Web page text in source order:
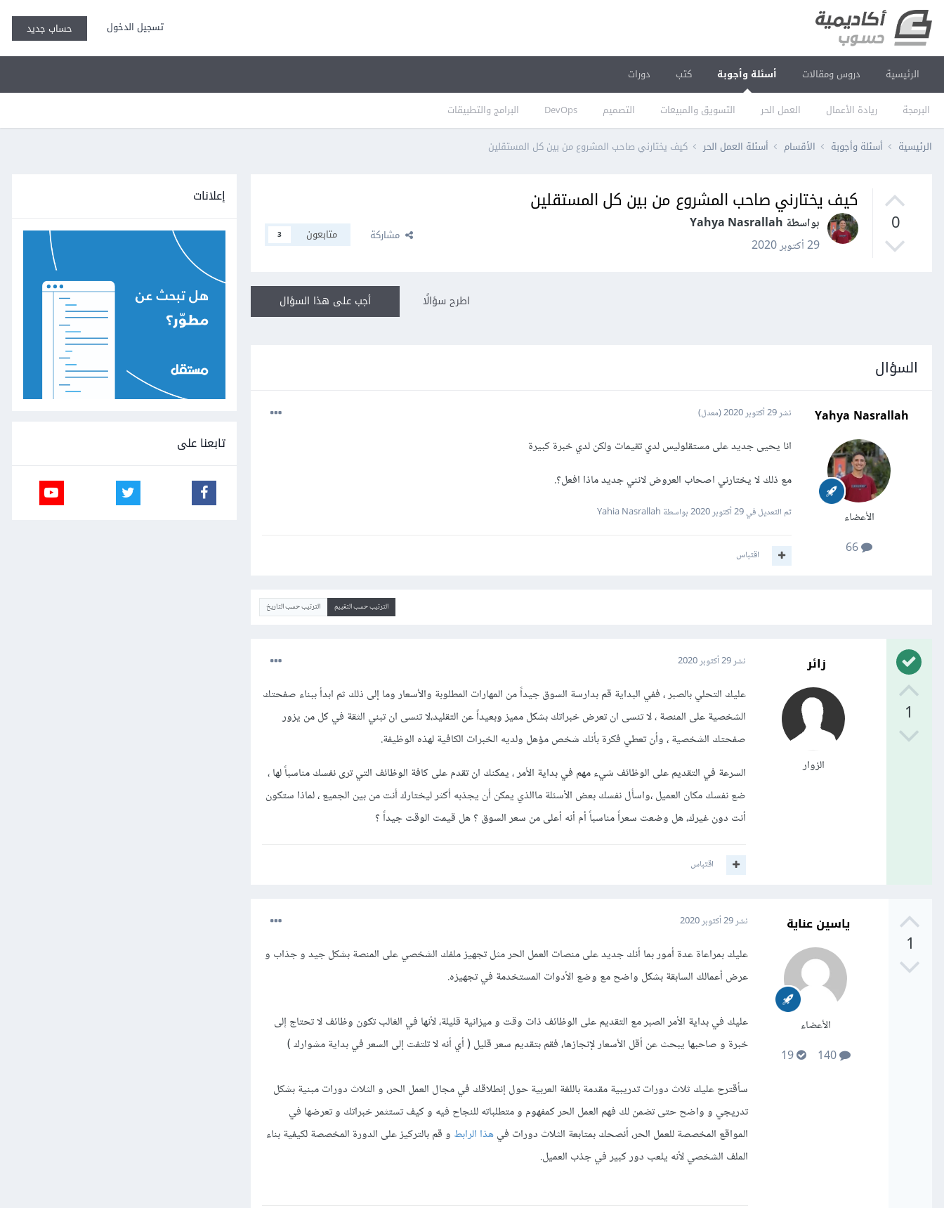
تسجيل الدخول حساب جديد
الرئيسية دروس ومقالات أسئلة وأجوبة
البرمجة ريادة الأعمال العمل الحر التسويق والمبيعات التصميم DevOps البرامج والتطبيقات
كتب دورات
الرئيسية أسئلة وأجوبة الأقسام أسئلة العمل الحر كيف يختارني صاحب المشروع من بين كل المستقلين
0
كيف يختارني صاحب المشروع من بين كل المستقلين
بواسطة Yahya Nasrallah
29 أكتوبر 2020
مشاركة متابعون 3
أجب على هذا السؤال اطرح سؤالًا
السؤال
Yahya Nasrallah
الأعضاء
نشر29 أكتوبر 2020 (معدل)
انا يحيى جديد على مستقلوليس لدي تقيمات ولكن لدي خبرة كبيرة
مع ذلك لا يختارني اصحاب العروض لانني جديد ماذا افعل؟.
تم التعديل في29 أكتوبر 2020 بواسطة Yahia Nasrallah
اقتباس
الترتيب حسب التقييم الترتيب حسب التاريخ
1
زائر
الزوار
نشر29 أكتوبر 2020
عليك التحلي بالصبر ، ففي البداية قم بدارسة السوق جيداً من المهارات المطلوبة والأسعار وما إلى ذلك ثم ابدأ ببناء صفحتك
الشخصية على المنصة ، لا تنسى ان تعرض خبراتك بشكل مميز وبعيداً عن التقليد،لا تنسى ان تبني الثقة في كل من يزور
صفحتك الشخصية ، وأن تعطي فكرة بأنك شخص مؤهل ولديه الخبرات الكافية لهذه الوظيفة.
السرعة في التقديم على الوظائف شيء مهم في بداية الأمر ، يمكنك ان تقدم على كافة الوظائف التي ترى نفسك مناسباً لها ،
ضع نفسك مكان العميل ،واسأل نفسك بعض الأسئلة ماالذي يمكن أن يجذبه أكثر ليختارك أنت من بين الجميع ، لماذا ستكون
أنت دون غيرك، هل وضعت سعراً مناسباً أم أنه أعلى من سعر السوق ؟ هل قيمت الوقت جيداً ؟
اقتباس
1
ياسين عناية
الأعضاء
140
19
نشر29 أكتوبر 2020
عليك بمراعاة عدة أمور بما أنك جديد على منصات العمل الحر مثل تجهيز ملفك الشخصي على المنصة بشكل جيد و جذاب و
عرض أعمالك السابقة بشكل واضح مع وضع الأدوات المستخدمة في تجهيزه.
عليك في بداية الأمر الصبر مع التقديم على الوظائف ذات وقت و ميزانية قليلة، لأنها في الغالب تكون وظائف لا تحتاج إلى
خبرة و صاحبها يبحث عن أقل الأسعار لإنجازها، فقم بتقديم سعر قليل ( أي أنه لا تلتفت إلى السعر في بداية مشوارك )
سأقترح عليك ثلاث دورات تدريبية مقدمة باللغة العربية حول إنطلاقك في مجال العمل الحر، و الثلاث دورات مبنية بشكل
تدريجي و واضح حتى تضمن لك فهم العمل الحر كمفهوم و متطلباته للنجاح فيه و كيف تستثمر خبراتك و تعرضها في
المواقع المخصصة للعمل الحر، أنصحك بمتابعة الثلاث دورات فيهذا الرابطو قم بالتركيز على الدورة المخصصة لكيفية بناء
الملف الشخصي لأنه يلعب دور كبير في جذب العميل.
إعلانات
تابعنا على